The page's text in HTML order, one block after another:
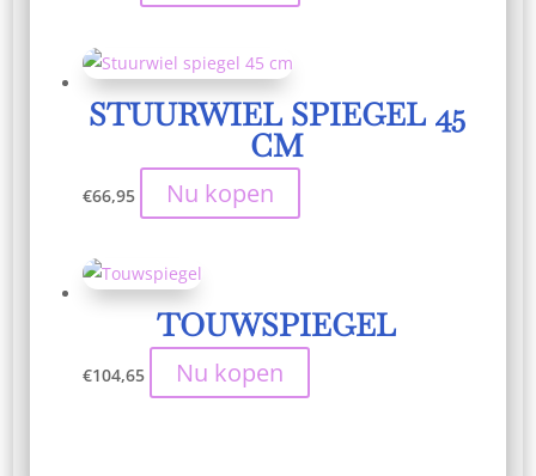
STUURWIEL SPIEGEL 45
CM
€66,95 Nu kopen
TOUWSPIEGEL
€104,65 Nu kopen